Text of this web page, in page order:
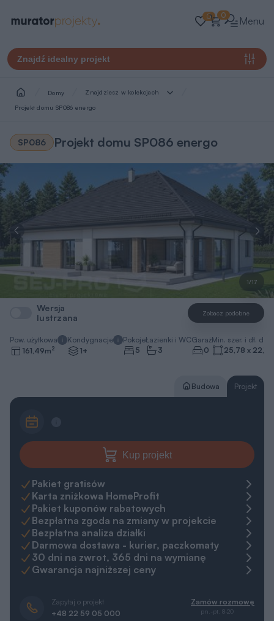
0 0 Menu
Znajdź idealny projekt
Domy Znajdziesz w kolekcjach
Projekt domu SP086 energo
SP086 Projekt domu SP086 energo
1/17
Wersja
lustrzana
Zobacz podobne
Pow. użytkowa
161,49m2
Kondygnacje
1+
Pokoje
5
Łazienki i WC
3
Garaż
0
Min. szer. i dł.
25,78 x 22,18
Budowa Projekt
Kup projekt
Pakiet gratisów
Karta zniżkowa HomeProfit
Pakiet kuponów rabatowych
Bezpłatna zgoda na zmiany w projekcie
Bezpłatna analiza działki
Darmowa dostawa - kurier, paczkomaty
30 dni na zwrot, 365 dni na wymianę
Gwarancja najniższej ceny
Zapytaj o projekt
+48 22 59 05 000
Zamów rozmowę
pn.-pt. 8-20